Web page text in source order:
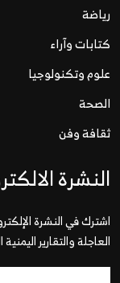
رياضة
كتابات وآراء
علوم وتكنولوجيا
الصحة
ثقافة وفن
النشرة
اشترك في النشرة
العاجلة والتقارير